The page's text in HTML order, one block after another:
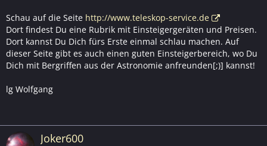
Schau auf die Seite http://www.teleskop-service.de
Dort findest Du eine Rubrik mit Einsteigergeräten und Preisen.
Dort kannst Du Dich fürs Erste einmal schlau machen. Auf
dieser Seite gibt es auch einen guten Einsteigerbereich, wo Du
Dich mit Bergriffen aus der Astronomie anfreunden[;)] kannst!
lg Wolfgang
Joker600